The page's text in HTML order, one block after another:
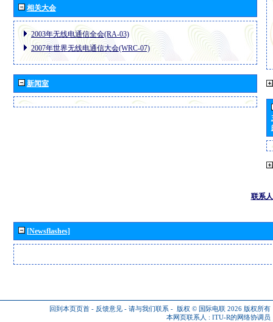
相关大会
2003年无线电通信全会(RA-03)
2007年世界无线电通信大会(WRC-07)
新闻室
联系人
[Newsflashes]
回到本页页首 - 反馈意见 - 请与我们联系 - 版权 © 国际电联 2026 版权所有
本网页联系人 : ITU-R的网络协调员